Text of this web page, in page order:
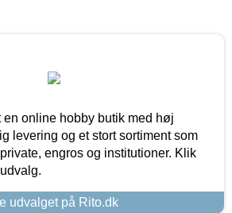
en online hobby butik med høj
levering og et stort sortiment som
engros og institutioner. Klik
udvalget på Rito.dk